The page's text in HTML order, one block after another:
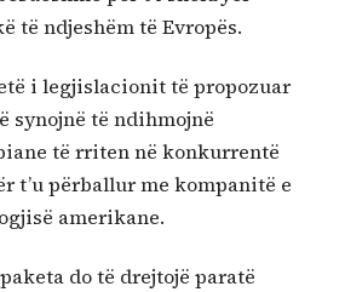
të ndjeshëm të Evropës.
i legjislacionit të propozuar
synojnë të ndihmojnë
të rriten në konkurrentë
t’u përballur me kompanitë e
amerikane.
do të drejtojë paratë